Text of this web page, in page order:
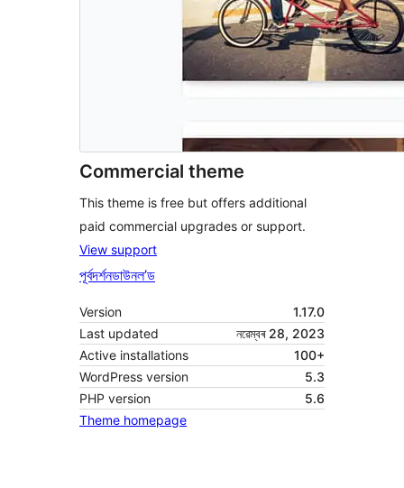
Commercial theme
This theme is free but offers additional
paid commercial upgrades or support.
View support
পূৰ্বদৰ্শনডাউনল’ড
Version
1.17.0
Last updated
নৱেম্বৰ 28, 2023
Active installations
100+
WordPress version
5.3
PHP version
5.6
Theme homepage